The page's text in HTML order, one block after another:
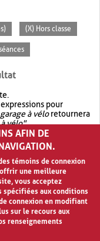
(X) Hors classe
pour
garage à véloretournera
vélo".
OR.garage OR vélo
garage à vélo
AFIN DE
témoins de connexion
une meilleure
vous acceptez
aux conditions
connexion en modifiant
sur le recours aux
renseignements